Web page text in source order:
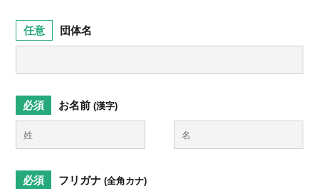
団体名
お名前 (漢字)
フリガナ (全角カナ)